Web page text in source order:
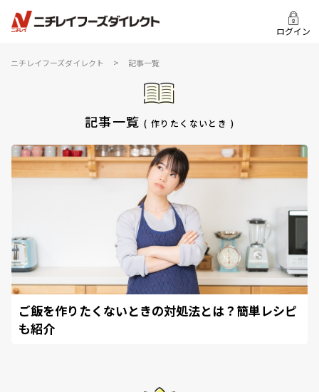
ログイン
ニチレイフーズダイレクト > 記事一覧
記事一覧 ( 作りたくないとき )
ご飯を作りたくないときの対処法とは？簡単レシピ
も紹介